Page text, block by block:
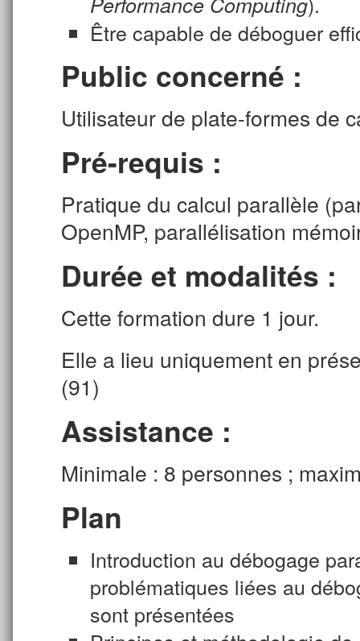
Être capable de déboguer
Public concerné :
Utilisateur de plate-formes de
Pré-requis :
Pratique du calcul parallèle
OpenMP, parallélisation
Durée et modalités :
Cette formation dure 1 jour.
Elle a lieu uniquement en
(91)
Assistance :
Minimale : 8 personnes ;
Plan
Introduction au débogage
problématiques liées au
sont présentées